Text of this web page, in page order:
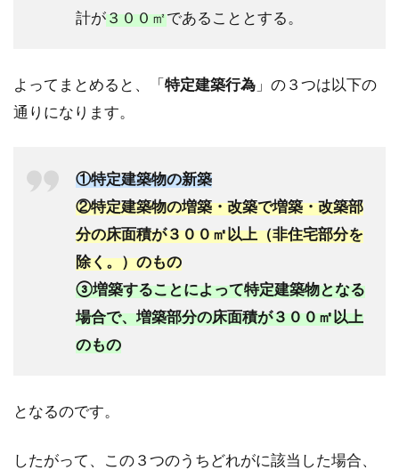
計が３００㎡であることとする。
よってまとめると、「特定建築行為 」の３つは以下の
通りになります。
①特定建築物の新築
②特定建築物の増築・改築で増築・改築部
分の床面積が３００㎡以上（非住宅部分を
除く。）のもの
③増築することによって特定建築物となる
場合で、増築部分の床面積が３００㎡以上
のもの
となるのです。
したがって、この３つのうちどれがに該当した場合、